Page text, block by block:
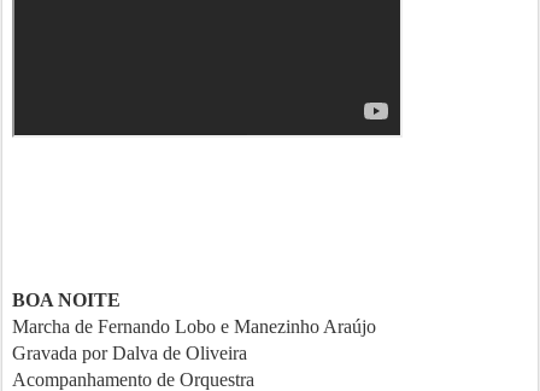
BOA NOITE
Marcha de Fernando Lobo e Manezinho Araújo
Gravada por Dalva de Oliveira
Acompanhamento de Orquestra